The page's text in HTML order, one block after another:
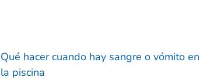
Qué hacer cuando hay sangre o vómito en
la piscina